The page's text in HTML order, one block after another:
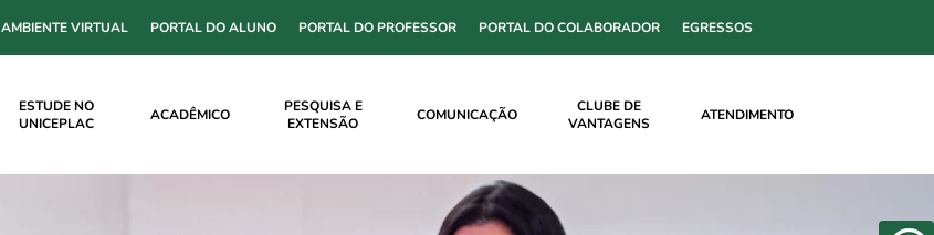
AMBIENTE VIRTUAL PORTAL DO ALUNO PORTAL DO PROFESSOR PORTAL DO COLABORADOR EGRESSOS
ESTUDE NO
UNICEPLAC
ACADÊMICO
PESQUISA E
EXTENSÃO
COMUNICAÇÃO
CLUBE DE
VANTAGENS
ATENDIMENTO